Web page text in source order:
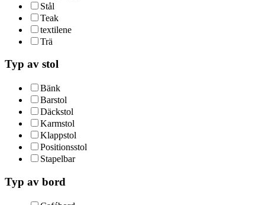
Stål
Teak
textilene
Trä
Typ av stol
Bänk
Barstol
Däckstol
Karmstol
Klappstol
Positionsstol
Stapelbar
Typ av bord